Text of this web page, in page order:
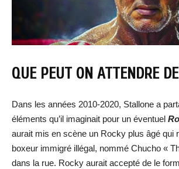
QUE PEUT ON ATTENDRE
Dans les années 2010-2020, Stallone a
éléments qu’il imaginait pour un éventuel
aurait mis en scène un Rocky plus âgé qui
boxeur immigré illégal, nommé Chucho «
dans la rue. Rocky aurait accepté de le